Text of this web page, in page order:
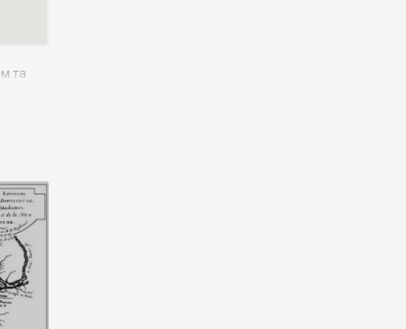
та